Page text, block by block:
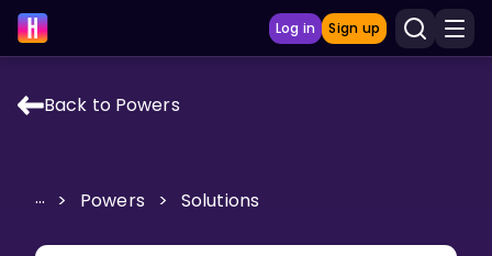
Log in Sign up
Back to Powers
... > Powers > Solutions